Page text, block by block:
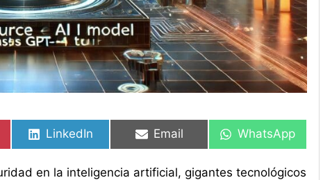
en
LinkedIn
en
Email
en
WhatsApp
en la inteligencia artificial, gigantes tecnológicos
en
en
en